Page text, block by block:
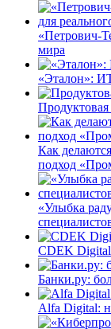
«Петрович-
мира
«Эталон»:
Продуктовая
Как
подход
«Улыбка
CDEK
Банки.ру:
Alfa Digital: